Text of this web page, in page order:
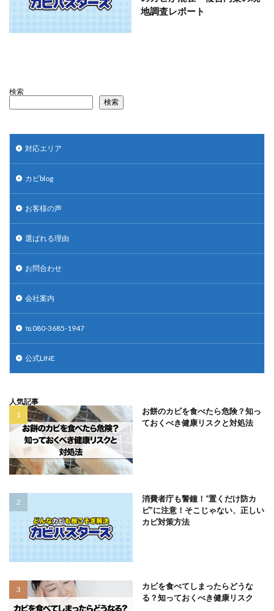
地調査レポート
検索
検索
対応エリア
カビblog
お客様の声
選ばれる理由
お問合わせ
会社案内
℡080-3685-1947
公式LINE
人気記事
お餅のカビを食べたら危険？知っ
ておくべき健康リスクと対処法
消費者庁も警鐘！“置くだけ防カ
ビ”に注意！そこじゃない、正しい
カビ対策方法
カビを食べてしまったらどうな
る？知っておくべき健康リスク